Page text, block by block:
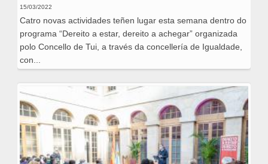
15/03/2022
Catro novas actividades teñen lugar esta semana dentro do
programa “Dereito a estar, dereito a achegar” organizada
polo Concello de Tui, a través da concellería de Igualdade,
con...